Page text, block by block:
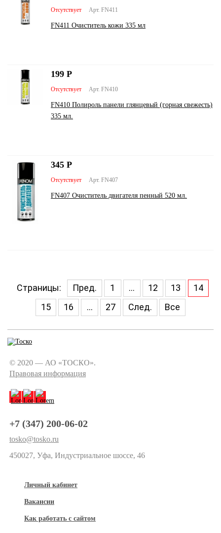
Арт. FN411
Отсутствует
FN411 Очиститель кожи 335 мл
Арт. FN410
Отсутствует
FN410 Полироль панели глянцевый (горная свежесть)
335 мл.
199 Р
Арт. FN407
Отсутствует
FN407 Очиститель двигателя пенный 520 мл.
345 Р
Страницы: Пред. 1 ... 12 13
14
15
16 ... 27 След. Все
© 2020 — АО «ТОСКО».
Правовая информация
+7 (347) 200-06-02
tosko@tosko.ru
450027, Уфа, Индустриальное шоссе, 46
Личный кабинет
Вакансии
Как работать с сайтом